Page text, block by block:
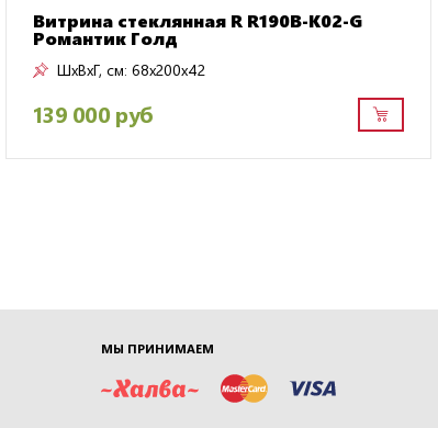
Витрина стеклянная R R190B-K02-G
Романтик Голд
ШxВxГ, см: 68x200x42
139 000 руб
МЫ ПРИНИМАЕМ